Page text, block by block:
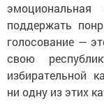
поддержать
голосование —
свою
избирательной
ни одну из этих